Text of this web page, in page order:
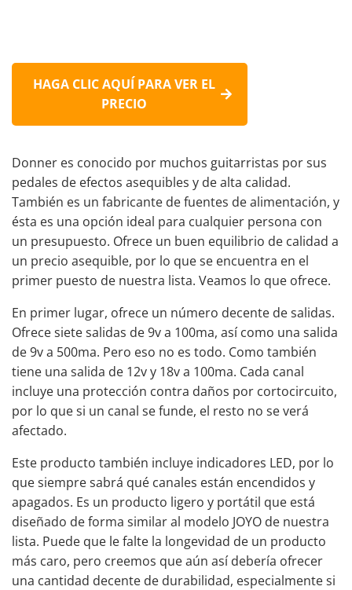
HAGA CLIC AQUÍ PARA VER EL
PRECIO
Donner es conocido por muchos guitarristas por sus
pedales de efectos asequibles y de alta calidad.
También es un fabricante de fuentes de alimentación, y
ésta es una opción ideal para cualquier persona con
un presupuesto. Ofrece un buen equilibrio de calidad a
un precio asequible, por lo que se encuentra en el
primer puesto de nuestra lista. Veamos lo que ofrece.
En primer lugar, ofrece un número decente de salidas.
Ofrece siete salidas de 9v a 100ma, así como una salida
de 9v a 500ma. Pero eso no es todo. Como también
tiene una salida de 12v y 18v a 100ma. Cada canal
incluye una protección contra daños por cortocircuito,
por lo que si un canal se funde, el resto no se verá
afectado.
Este producto también incluye indicadores LED, por lo
que siempre sabrá qué canales están encendidos y
apagados. Es un producto ligero y portátil que está
diseñado de forma similar al modelo JOYO de nuestra
lista. Puede que le falte la longevidad de un producto
más caro, pero creemos que aún así debería ofrecer
una cantidad decente de durabilidad, especialmente si